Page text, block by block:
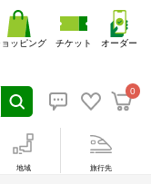
0
ョッピング チケット オーダー
地域 旅行先